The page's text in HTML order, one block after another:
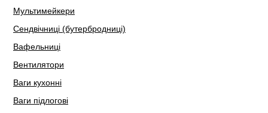
Мультимейкери
Сендвічниці (бутербродниці)
Вафельниці
Вентилятори
Ваги кухонні
Ваги підлогові